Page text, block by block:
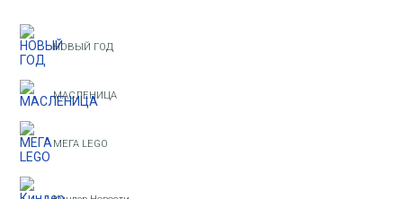
НОВЫЙ ГОД
МАСЛЕНИЦА
МЕГА LEGO